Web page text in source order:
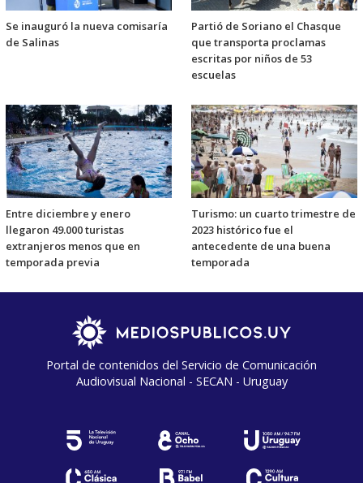
Se inauguró la nueva comisaría
de Salinas
Partió de Soriano el Chasque
que transporta proclamas
escritas por niños de 53
escuelas
Entre diciembre y enero
llegaron 49.000 turistas
extranjeros menos que en
temporada previa
Turismo: un cuarto trimestre de
2023 histórico fue el
antecedente de una buena
temporada
Portal de contenidos del Servicio de Comunicación
Audiovisual Nacional - SECAN - Uruguay